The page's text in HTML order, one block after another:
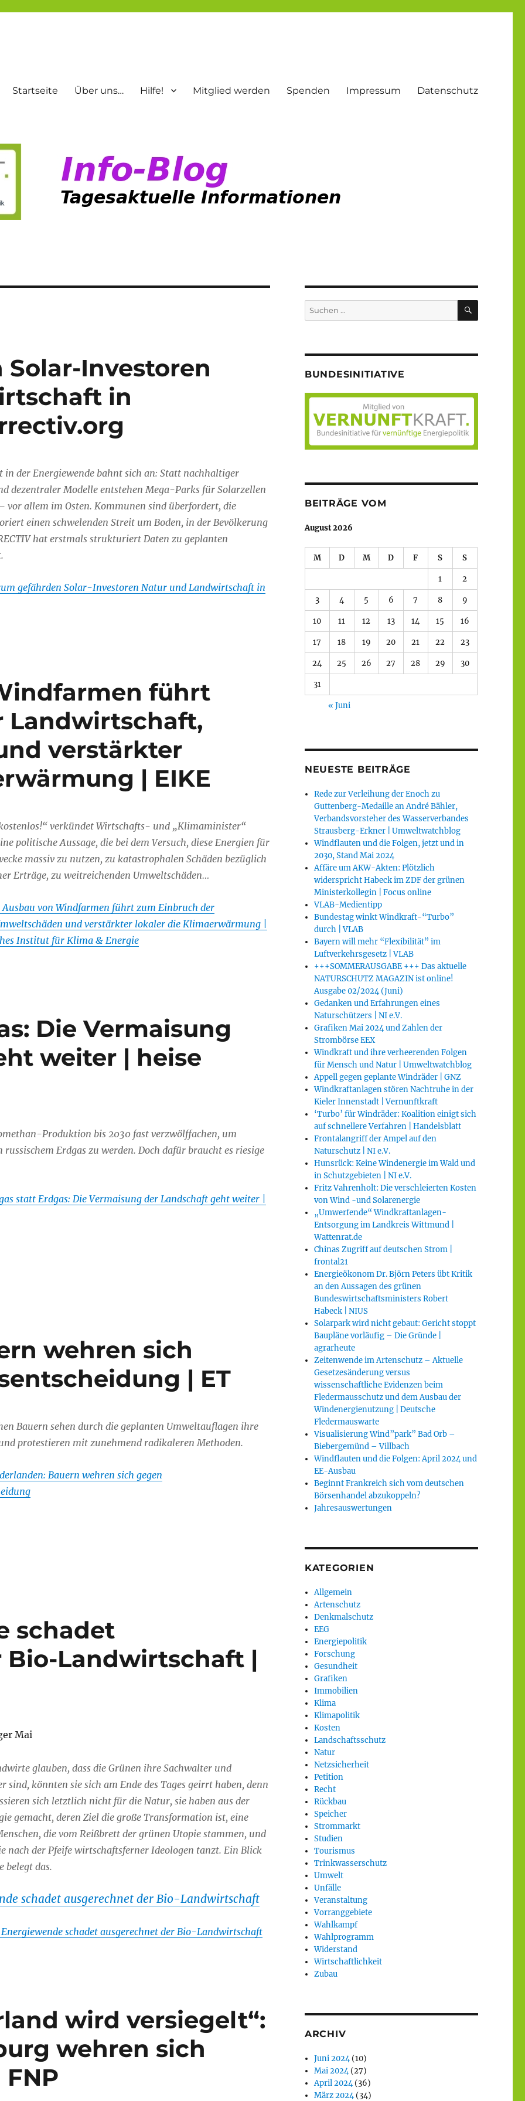
Startseite Über uns… Hilfe! Mitglied werden Spenden Impressum Datenschutz
Investoren
in
in der Energiewende bahnt sich an: Statt nachhaltiger
dezentraler Modelle entstehen Mega-Parks für Solarzellen
vor allem im Osten. Kommunen sind überfordert, die
einen schwelenden Streit um Boden, in der Bevölkerung
hat erstmals strukturiert Daten zu geplanten
gefährden Solar-Investoren Natur und Landwirtschaft in
führt
Landwirtschaft,
verstärkter
| EIKE
verkündet Wirtschafts- und „Klimaminister“
politische Aussage, die bei dem Versuch, diese Energien für
massiv zu nutzen, zu katastrophalen Schäden bezüglich
Erträge, zu weitreichenden Umweltschäden…
Ausbau von Windfarmen führt zum Einbruch der
und verstärkter lokaler die Klimaerwärmung |
Institut für Klima & Energie
Die Vermaisung
weiter | heise
Produktion bis 2030 fast verzwölffachen, um
Erdgas zu werden. Doch dafür braucht es riesige
statt Erdgas: Die Vermaisung der Landschaft geht weiter |
wehren sich
| ET
Bauern sehen durch die geplanten Umweltauflagen ihre
protestieren mit zunehmend radikaleren Methoden.
Bauern wehren sich gegen
schadet
Landwirtschaft |
Mai
glauben, dass die Grünen ihre Sachwalter und
sind, könnten sie sich am Ende des Tages geirrt haben, denn
sich letztlich nicht für die Natur, sie haben aus der
gemacht, deren Ziel die große Transformation ist, eine
die vom Reißbrett der grünen Utopie stammen, und
nach der Pfeife wirtschaftsferner Ideologen tanzt. Ein Blick
belegt das.
schadet ausgerechnet der Bio-Landwirtschaft
Energiewende schadet ausgerechnet der Bio-Landwirtschaft
wird versiegelt“:
wehren sich
Suche
nach:
SUCHEN
BUNDESINITIATIVE
BEITRÄGE VOM
August 2026
M D M D F S S
1 2
3 4 5 6 7 8 9
10 11 12 13 14 15 16
17 18 19 20 21 22 23
24 25 26 27 28 29 30
31
« Juni
NEUESTE BEITRÄGE
Rede zur Verleihung der Enoch zu
Guttenberg-Medaille an André Bähler,
Verbandsvorsteher des Wasserverbandes
Strausberg-Erkner | Umweltwatchblog
Windflauten und die Folgen, jetzt und in
2030, Stand Mai 2024
Affäre um AKW-Akten: Plötzlich
widerspricht Habeck im ZDF der grünen
Ministerkollegin | Focus online
VLAB-Medientipp
Bundestag winkt Windkraft-“Turbo”
durch | VLAB
Bayern will mehr “Flexibilität” im
Luftverkehrsgesetz | VLAB
+++SOMMERAUSGABE +++ Das aktuelle
NATURSCHUTZ MAGAZIN ist online!
Ausgabe 02/2024 (Juni)
Gedanken und Erfahrungen eines
Naturschützers | NI e.V.
Grafiken Mai 2024 und Zahlen der
Strombörse EEX
Windkraft und ihre verheerenden Folgen
für Mensch und Natur | Umweltwatchblog
Appell gegen geplante Windräder | GNZ
Windkraftanlagen stören Nachtruhe in der
Kieler Innenstadt | Vernunftkraft
‘Turbo’ für Windräder: Koalition einigt sich
auf schnellere Verfahren | Handelsblatt
Frontalangriff der Ampel auf den
Naturschutz | NI e.V.
Hunsrück: Keine Windenergie im Wald und
in Schutzgebieten | NI e.V.
Fritz Vahrenholt: Die verschleierten Kosten
von Wind -und Solarenergie
„Umwerfende“ Windkraftanlagen-
Entsorgung im Landkreis Wittmund |
Wattenrat.de
Chinas Zugriff auf deutschen Strom |
frontal21
Energieökonom Dr. Björn Peters übt Kritik
an den Aussagen des grünen
Bundeswirtschaftsministers Robert
Habeck | NIUS
Solarpark wird nicht gebaut: Gericht stoppt
Baupläne vorläufig – Die Gründe |
agrarheute
Zeitenwende im Artenschutz – Aktuelle
Gesetzesänderung versus
wissenschaftliche Evidenzen beim
Fledermausschutz und dem Ausbau der
Windenergienutzung | Deutsche
Fledermauswarte
Visualisierung Wind”park” Bad Orb –
Biebergemünd – Villbach
Windflauten und die Folgen: April 2024 und
EE-Ausbau
Beginnt Frankreich sich vom deutschen
Börsenhandel abzukoppeln?
Jahresauswertungen
KATEGORIEN
Allgemein
Artenschutz
Denkmalschutz
EEG
Energiepolitik
Forschung
Gesundheit
Grafiken
Immobilien
Klima
Klimapolitik
Kosten
Landschaftsschutz
Natur
Netzsicherheit
Petition
Recht
Rückbau
Speicher
Strommarkt
Studien
Tourismus
Trinkwasserschutz
Umwelt
Unfälle
Veranstaltung
Vorranggebiete
Wahlkampf
Wahlprogramm
Widerstand
Wirtschaftlichkeit
Zubau
ARCHIV
Juni 2024(10)
Mai 2024(27)
April 2024(36)
März 2024(34)